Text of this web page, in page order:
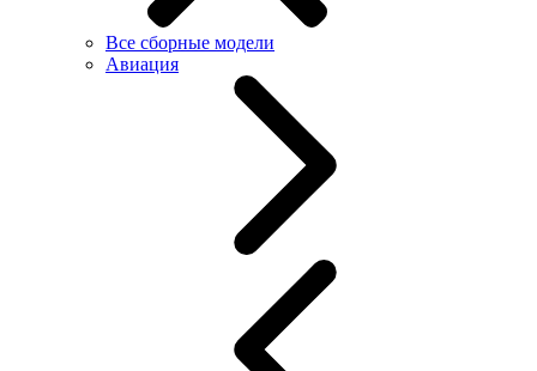
Все сборные модели
Авиация